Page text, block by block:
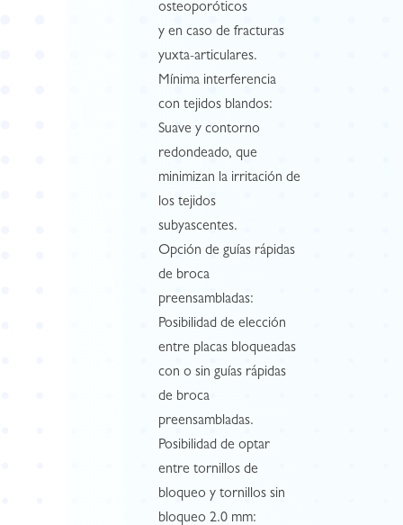
osteoporóticos
y en caso de fracturas
yuxta-articulares.
Mínima interferencia
con tejidos blandos:
Suave y contorno
redondeado, que
minimizan la irritación de
los tejidos
subyascentes.
Opción de guías rápidas
de broca
preensambladas:
Posibilidad de elección
entre placas bloqueadas
con o sin guías rápidas
de broca
preensambladas.
Posibilidad de optar
entre tornillos de
bloqueo y tornillos sin
bloqueo 2.0 mm: